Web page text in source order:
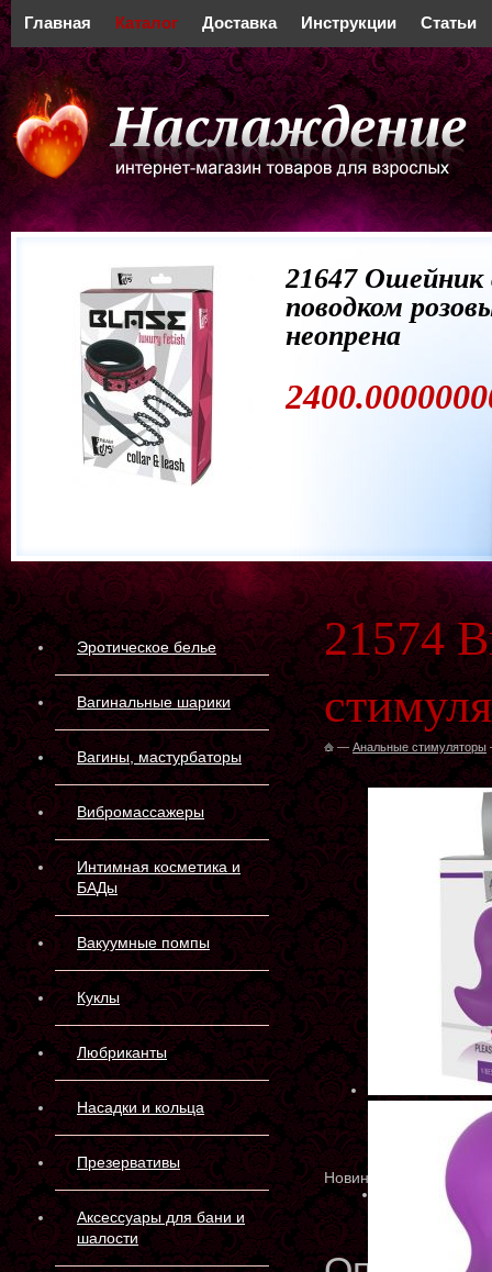
Главная Каталог Доставка Инструкции Статьи
21647 Ошейник
поводком
неопрена
Эротическое белье
Вагинальные шарики
Вагины, мастурбаторы
Вибромассажеры
Интимная косметика и
БАДы
Вакуумные помпы
Куклы
Любриканты
Насадки и кольца
Презервативы
Аксессуары для бани и
шалости
21574
—Анальные стимуляторы
Новинка